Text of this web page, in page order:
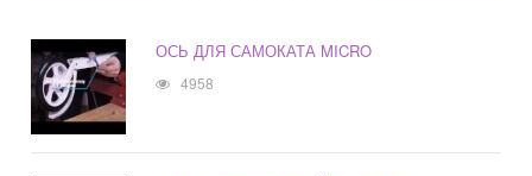
ОСЬ ДЛЯ САМОКАТА MICRO
4958